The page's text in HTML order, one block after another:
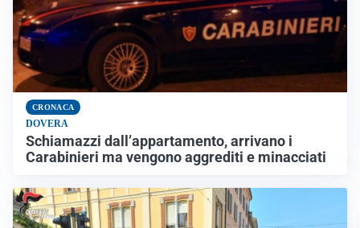
CRONACA
DOVERA
Schiamazzi dall’appartamento, arrivano i
Carabinieri ma vengono aggrediti e minacciati